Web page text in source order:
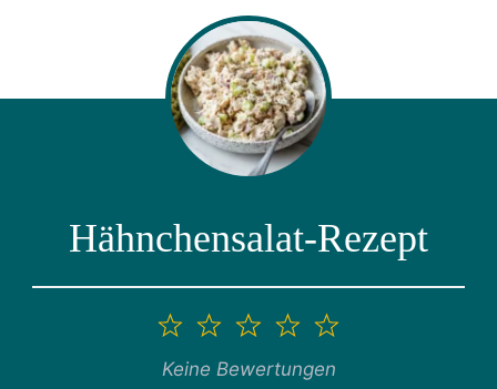
Hähnchensalat-Rezept
5
4
Sterne
3
Sterne
2
Sterne
1
Stern
Keine Bewertungen